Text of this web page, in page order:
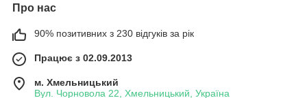
Також в наявності
виду.
Захист томатів, огірків, картоплі,
буряків від комах
Про нас
90% позитивних з 230 відгуків за рік
Працює з 02.09.2013
м. Хмельницький
Вул. Чорновола 22, Хмельницький, Україна